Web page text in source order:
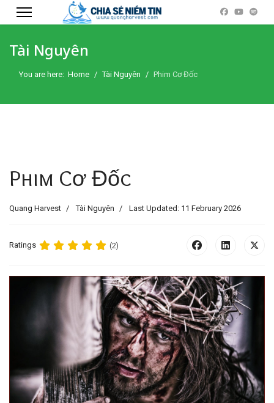
Tài Nguyên
You are here: Home Tài Nguyên Phim Cơ Đốc
Phim Cơ Đốc
Quang Harvest Tài Nguyên Last Updated: 11 February 2026
Ratings (2)